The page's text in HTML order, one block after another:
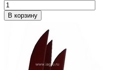
В корзину